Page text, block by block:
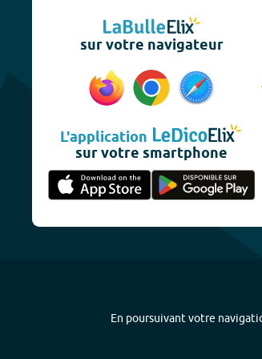
sur votre navigateur
L'application
sur votre smartphone
En poursuivant votre